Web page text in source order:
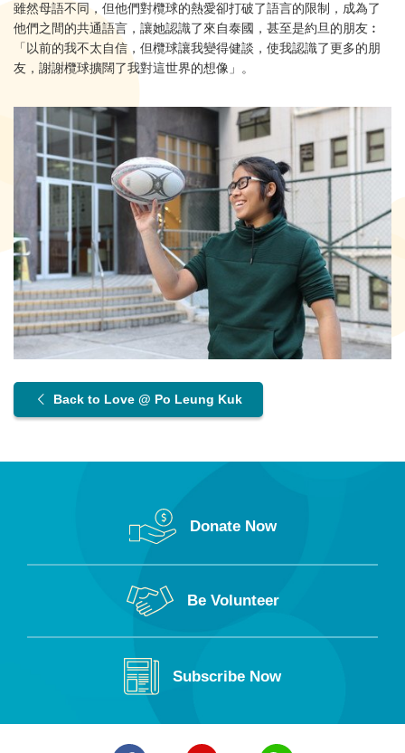
雖然母語不同，但他們對欖球的熱愛卻打破了語言的限制，成為了
他們之間的共通語言，讓她認識了來自泰國，甚至是約旦的朋友︰
「以前的我不太自信，但欖球讓我變得健談，使我認識了更多的朋
友，謝謝欖球擴闊了我對這世界的想像」。
Back to Love @ Po Leung Kuk
Donate Now
Be Volunteer
Subscribe Now